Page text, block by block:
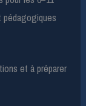
et à préparer